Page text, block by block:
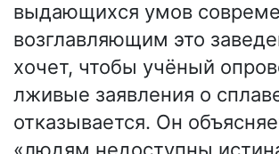
выдающихся умов
возглавляющим это
хочет, чтобы учёный
лживые заявления о
отказывается. Он